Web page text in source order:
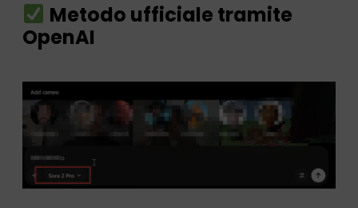
Metodo ufficiale tramite
OpenAI